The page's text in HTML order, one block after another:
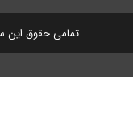
تمامی حقوق این